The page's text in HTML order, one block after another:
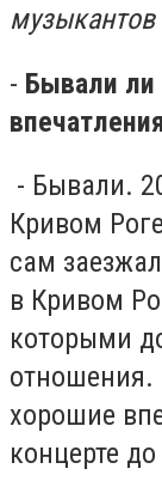
- Бывали ли
- Бывали.
Кривом
сам
в Кривом
которыми
отношения.
хорошие
концерте